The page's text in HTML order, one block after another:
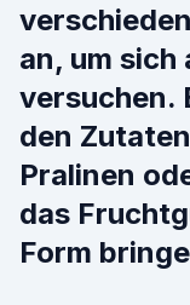
an, um sich
versuchen.
den
Pralinen
das
Form